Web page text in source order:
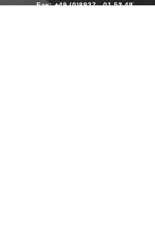
Fax:+49 (0)8937 - 01 52 49